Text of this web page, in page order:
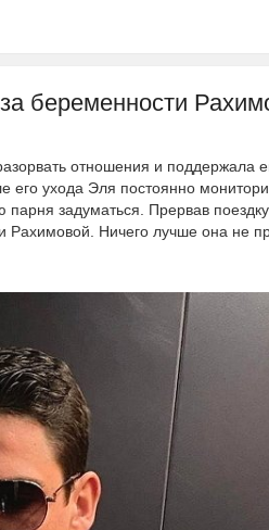
беременности
отношения и поддержала
его ухода Эля постоянно
задуматься. Прервав
Ничего лучше она не